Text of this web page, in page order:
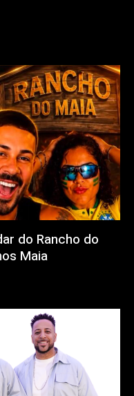
do Rancho do
Maia